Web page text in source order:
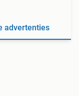
advertenties